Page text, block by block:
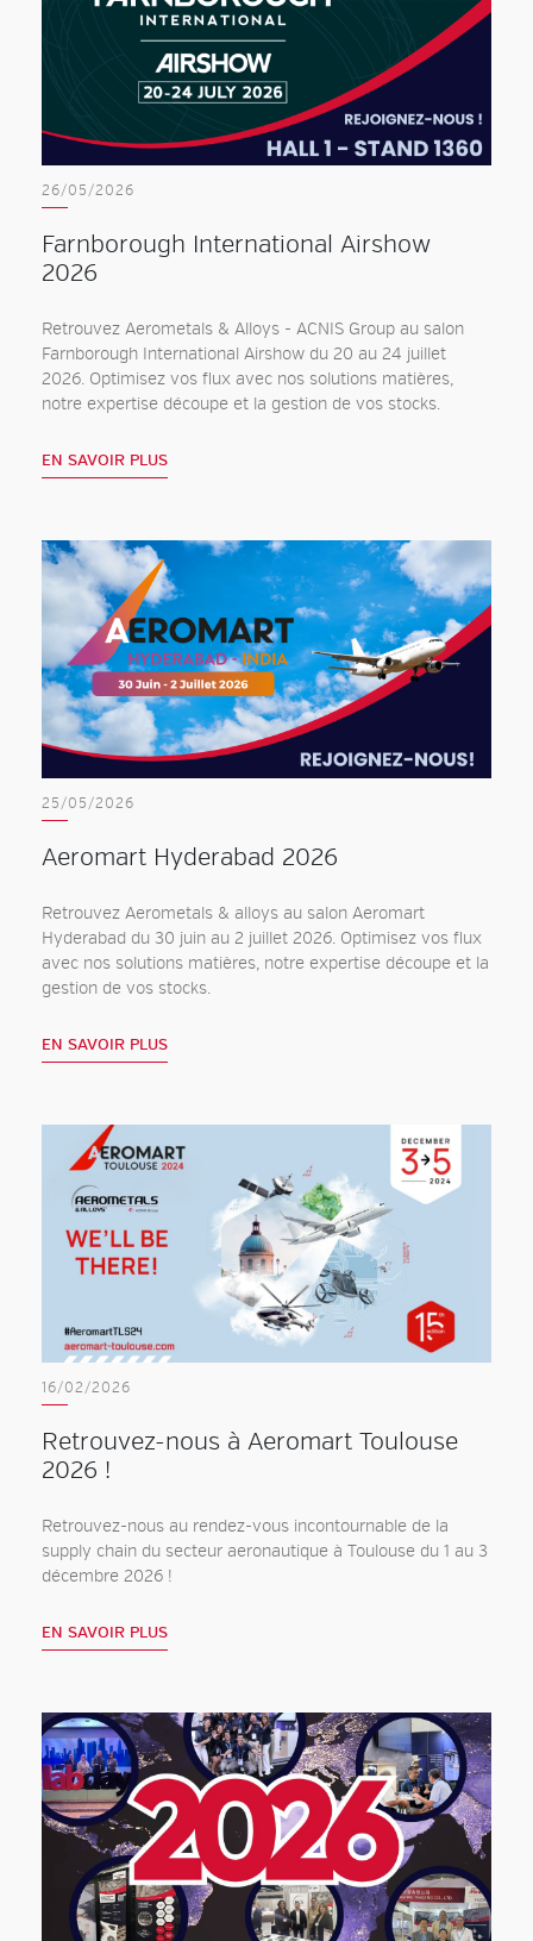
26/05/2026
Farnborough International Airshow
2026
Retrouvez Aerometals & Alloys - ACNIS Group au salon
Farnborough International Airshow du 20 au 24 juillet
2026. Optimisez vos flux avec nos solutions matières,
notre expertise découpe et la gestion de vos stocks.
EN SAVOIR PLUS
25/05/2026
Aeromart Hyderabad 2026
Retrouvez Aerometals & alloys au salon Aeromart
Hyderabad du 30 juin au 2 juillet 2026. Optimisez vos flux
avec nos solutions matières, notre expertise découpe et la
gestion de vos stocks.
EN SAVOIR PLUS
16/02/2026
Retrouvez-nous à Aeromart Toulouse
2026 !
Retrouvez-nous au rendez-vous incontournable de la
supply chain du secteur aeronautique à Toulouse du 1 au 3
décembre 2026 !
EN SAVOIR PLUS